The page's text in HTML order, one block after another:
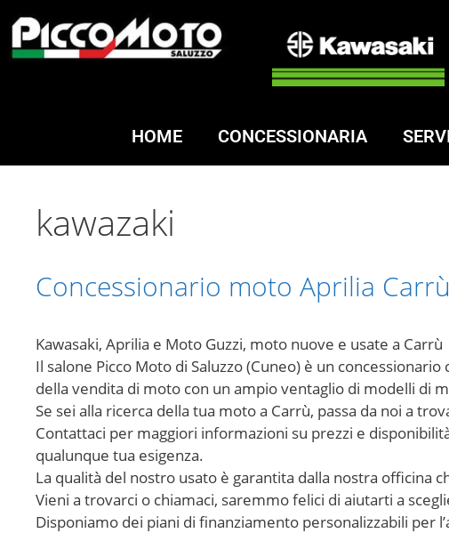
HOME CONCESSIONARIA
kawazaki
Concessionario moto Aprilia Carrù
Kawasaki, Aprilia e Moto Guzzi, moto nuove e usate a Carrù
Il salone Picco Moto di Saluzzo (Cuneo) è un
della vendita di moto con un ampio ventaglio di modelli di
Se sei alla ricerca della tua moto a Carrù, passa da noi a
Contattaci per maggiori informazioni su prezzi e
qualunque tua esigenza.
La qualità del nostro usato è garantita dalla nostra officina
Vieni a trovarci o chiamaci, saremmo felici di aiutarti a
Disponiamo dei piani di finanziamento personalizzabili per